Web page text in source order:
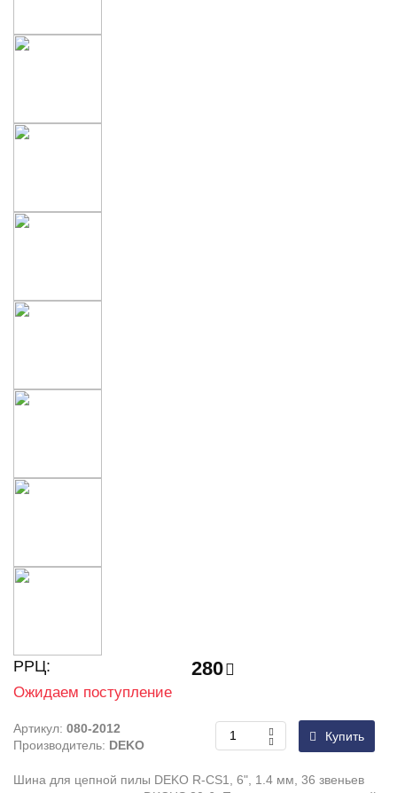
РРЦ: 280
Ожидаем поступление
Артикул: 080-2012
Производитель: DEKO
Купить
Шина для цепной пилы DEKO R-CS1, 6", 1.4 мм, 36 звеньев